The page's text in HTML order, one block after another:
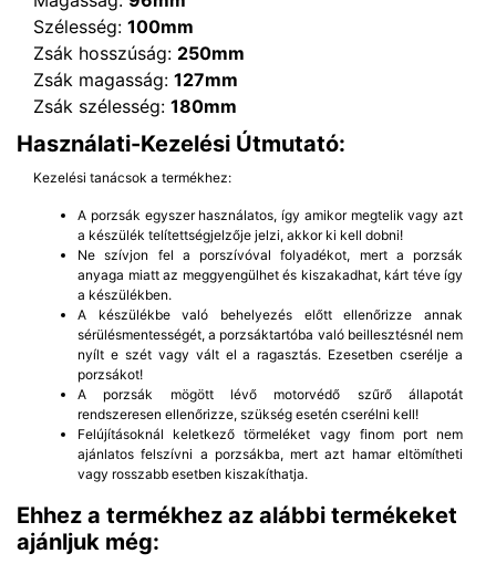
Szélesség: 100mm
Zsák hosszúság: 250mm
Zsák magasság: 127mm
Zsák szélesség: 180mm
Használati-Kezelési Útmutató:
Kezelési tanácsok a termékhez:
A porzsák egyszer használatos, így amikor megtelik vagy azt
a készülék telítettségjelzője jelzi, akkor ki kell dobni!
Ne szívjon fel a porszívóval folyadékot, mert a porzsák
anyaga miatt az meggyengülhet és kiszakadhat, kárt téve így
a készülékben.
A készülékbe való behelyezés előtt ellenőrizze annak
sérülésmentességét, a porzsáktartóba való beillesztésnél nem
nyílt e szét vagy vált el a ragasztás. Ezesetben cserélje a
porzsákot!
A porzsák mögött lévő motorvédő szűrő állapotát
rendszeresen ellenőrizze, szükség esetén cserélni kell!
Felújításoknál keletkező törmeléket vagy finom port nem
ajánlatos felszívni a porzsákba, mert azt hamar eltömítheti
vagy rosszabb esetben kiszakíthatja.
Ehhez a termékhez az alábbi termékeket
ajánljuk még: